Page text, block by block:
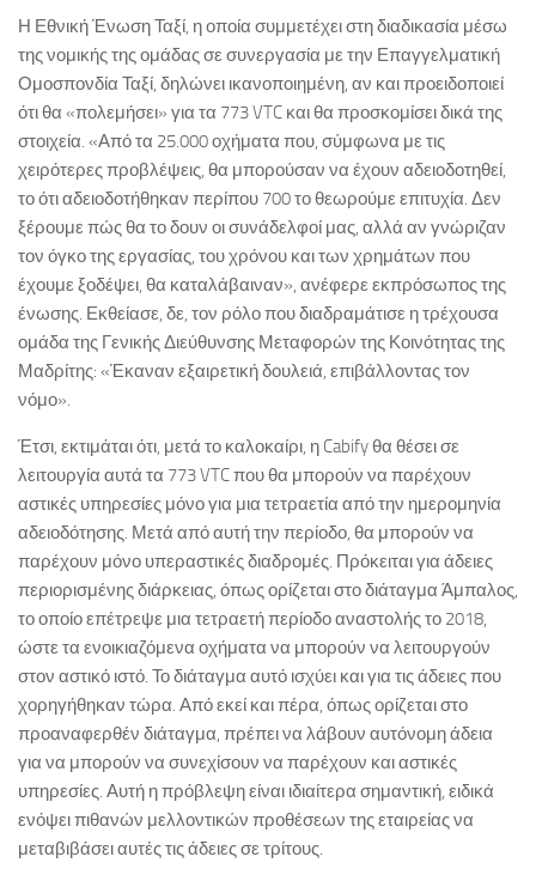
Η Εθνική Ένωση Ταξί, η οποία συμμετέχει στη διαδικασία μέσω
της νομικής της ομάδας σε συνεργασία με την Επαγγελματική
Ομοσπονδία Ταξί, δηλώνει ικανοποιημένη, αν και προειδοποιεί
ότι θα «πολεμήσει» για τα 773 VTC και θα προσκομίσει δικά της
στοιχεία. «Από τα 25.000 οχήματα που, σύμφωνα με τις
χειρότερες προβλέψεις, θα μπορούσαν να έχουν αδειοδοτηθεί,
το ότι αδειοδοτήθηκαν περίπου 700 το θεωρούμε επιτυχία. Δεν
ξέρουμε πώς θα το δουν οι συνάδελφοί μας, αλλά αν γνώριζαν
τον όγκο της εργασίας, του χρόνου και των χρημάτων που
έχουμε ξοδέψει, θα καταλάβαιναν», ανέφερε εκπρόσωπος της
ένωσης. Εκθείασε, δε, τον ρόλο που διαδραμάτισε η τρέχουσα
ομάδα της Γενικής Διεύθυνσης Μεταφορών της Κοινότητας της
Μαδρίτης: «Έκαναν εξαιρετική δουλειά, επιβάλλοντας τον
νόμο».
Έτσι, εκτιμάται ότι, μετά το καλοκαίρι, η Cabify θα θέσει σε
λειτουργία αυτά τα 773 VTC που θα μπορούν να παρέχουν
αστικές υπηρεσίες μόνο για μια τετραετία από την ημερομηνία
αδειοδότησης. Μετά από αυτή την περίοδο, θα μπορούν να
παρέχουν μόνο υπεραστικές διαδρομές. Πρόκειται για άδειες
περιορισμένης διάρκειας, όπως ορίζεται στο διάταγμα Άμπαλος,
το οποίο επέτρεψε μια τετραετή περίοδο αναστολής το 2018,
ώστε τα ενοικιαζόμενα οχήματα να μπορούν να λειτουργούν
στον αστικό ιστό. Το διάταγμα αυτό ισχύει και για τις άδειες που
χορηγήθηκαν τώρα. Από εκεί και πέρα, όπως ορίζεται στο
προαναφερθέν διάταγμα, πρέπει να λάβουν αυτόνομη άδεια
για να μπορούν να συνεχίσουν να παρέχουν και αστικές
υπηρεσίες. Αυτή η πρόβλεψη είναι ιδιαίτερα σημαντική, ειδικά
ενόψει πιθανών μελλοντικών προθέσεων της εταιρείας να
μεταβιβάσει αυτές τις άδειες σε τρίτους.